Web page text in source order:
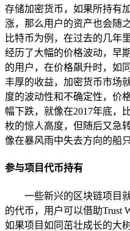
存储加密货币，如果所持有
涨，那么用户的资产也会随
比特币为例，在过去的几年
经历了大幅的价格波动，早
的用户，在价格飙升时，如
丰厚的收益，加密货币市场
度的波动性和不确定性，价
幅下跌，就像在2017年底，
枚的惊人高度，但随后又急
像在暴风雨中失去方向的船
参与项目代币持有
一些新兴的区块链项目
的代币，用户可以借助Trust
如果项目如同茁壮成长的大